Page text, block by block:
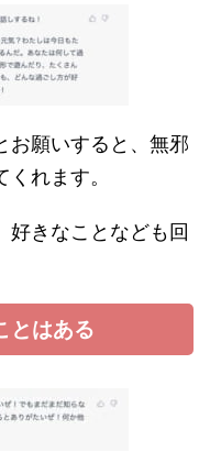
お願いすると、無邪
れます。
好きなことなども回
とはある